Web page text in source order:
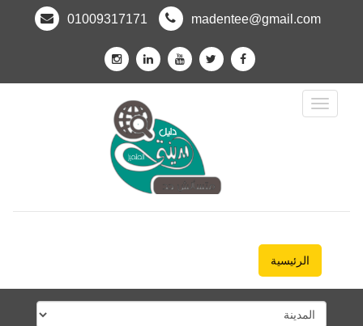
madentee@gmail.com
01009317171
Toggle
Navigation
الرئيسية